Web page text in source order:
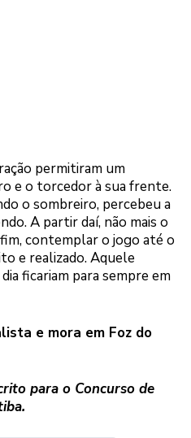
permitiram um
e o torcedor à sua frente.
o sombreiro, percebeu a
A partir daí, não mais o
contemplar o jogo até o
e realizado. Aquele
ficariam para sempre em
e mora em Foz do
para o Concurso de